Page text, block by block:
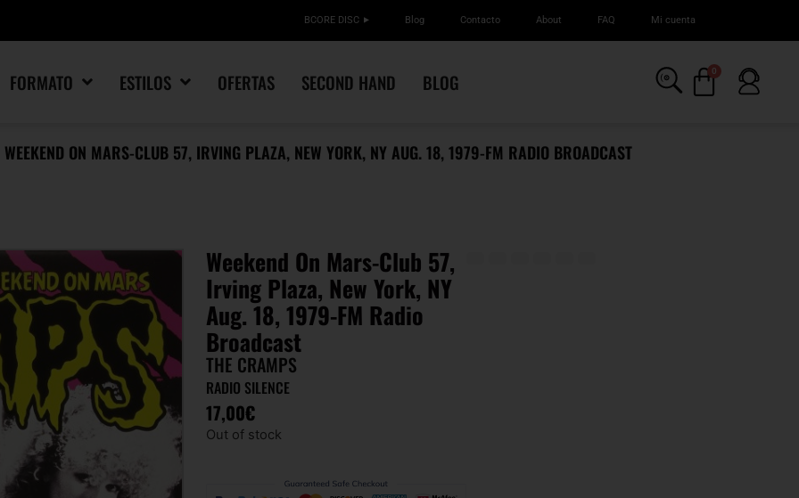
BCORE DISC Blog Contacto About FAQ Mi cuenta
0
FORMATO ESTILOS OFERTAS SECOND HAND BLOG
ON MARS-CLUB 57, IRVING PLAZA, NEW YORK, NY AUG. 18, 1979-FM RADIO BROADCAST
Weekend On Mars-Club 57,
Irving Plaza, New York, NY
Aug. 18, 1979-FM Radio
Broadcast
THE CRAMPS
RADIO SILENCE
17,00€
Out of stock